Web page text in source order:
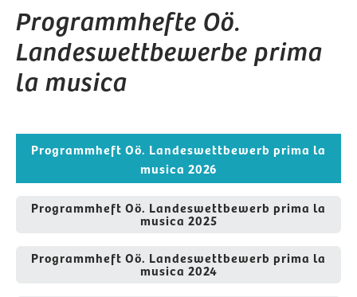
Programmhefte Oö.
Landeswettbewerbe prima
la musica
Programmheft Oö. Landeswettbewerb prima la
musica 2026
Programmheft Oö. Landeswettbewerb prima la
musica 2025
Programmheft Oö. Landeswettbewerb prima la
musica 2024